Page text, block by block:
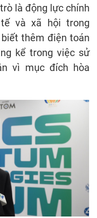
là động lực chính
và xã hội trong
biết thêm điện toán
kể trong việc sử
vì mục đích hòa